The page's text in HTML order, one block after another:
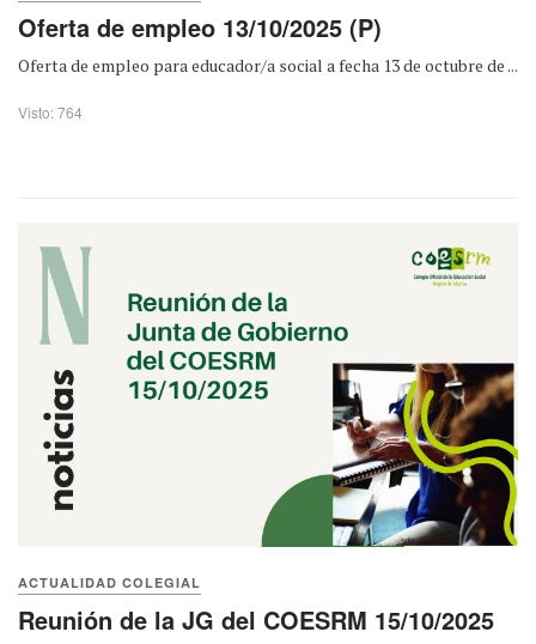
Oferta de empleo 13/10/2025 (P)
Oferta de empleo para educador/a social a fecha 13 de octubre de ...
Visto: 764
ACTUALIDAD COLEGIAL
Reunión de la JG del COESRM 15/10/2025